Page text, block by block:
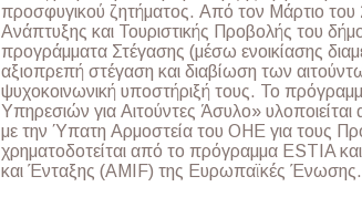
προσφυγικού ζητήματος. Από τον Μάρτιο του
Ανάπτυξης και Τουριστικής Προβολής του
προγράμματα Στέγασης (μέσω ενοικίασης
αξιοπρεπή στέγαση και διαβίωση των
ψυχοκοινωνική υποστήριξή τους. Το
Υπηρεσιών για Αιτούντες Άσυλο»
με την Ύπατη Αρμοστεία του ΟΗΕ για τους
χρηματοδοτείται από το πρόγραμμα ESTIA
και Ένταξης (AMIF) της Ευρωπαϊκές Ένωσης.